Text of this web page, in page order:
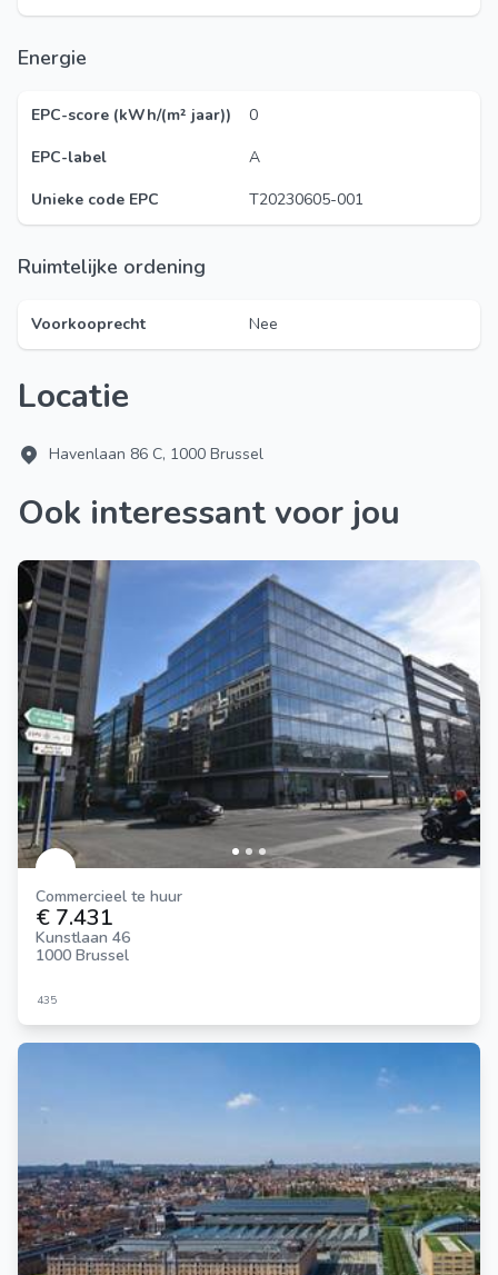
Energie
EPC-score (kWh/(m² jaar))
0
EPC-label
A
Unieke code EPC
T20230605-001
Ruimtelijke ordening
Voorkooprecht Nee
Locatie
Havenlaan 86 C, 1000 Brussel
Ook interessant voor jou
Commercieel te huur
€ 7.431
Kunstlaan 46
1000 Brussel
435